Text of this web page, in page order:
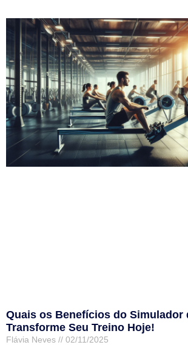
Quais os Benefícios do Simulador
Transforme Seu Treino Hoje!
Flávia Neves
02/11/2025